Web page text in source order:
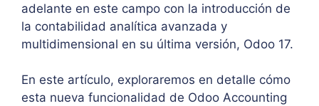
adelante en este campo con la introducción de
la contabilidad analítica avanzada y
multidimensional en su última versión, Odoo 17.
En este artículo, exploraremos en detalle cómo
esta nueva funcionalidad de Odoo Accounting